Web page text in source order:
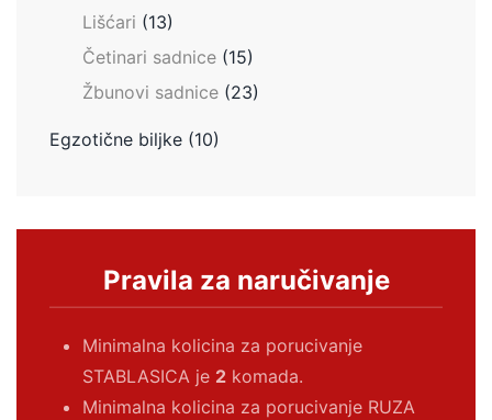
Lišćari (13)
Četinari sadnice (15)
Žbunovi sadnice (23)
Egzotične biljke (10)
Pravila za naručivanje
Minimalna kolicina za porucivanje
STABLASICA je 2 komada.
Minimalna kolicina za porucivanje RUZA